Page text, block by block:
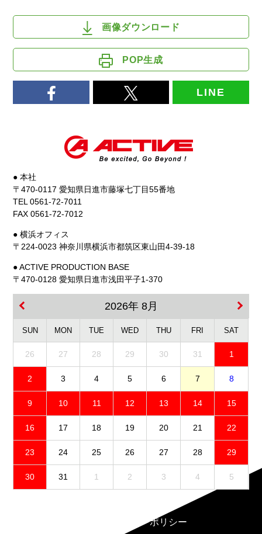
画像ダウンロード
POP生成
LINE
● 本社
〒470-0117 愛知県日進市藤塚七丁目55番地
TEL 0561-72-7011
FAX 0561-72-7012
● 横浜オフィス
〒224-0023 神奈川県横浜市都筑区東山田4-39-18
● ACTIVE PRODUCTION BASE
〒470-0128 愛知県日進市浅田平子1-370
2026年 8月
SUN MON TUE WED THU FRI SAT
26 27 28 29 30 31 1
2 3 4 5 6 7 8
9 10 11 12 13 14 15
16 17 18 19 20 21 22
23 24 25 26 27 28 29
30 31 1 2 3 4 5
プライバシーポリシー